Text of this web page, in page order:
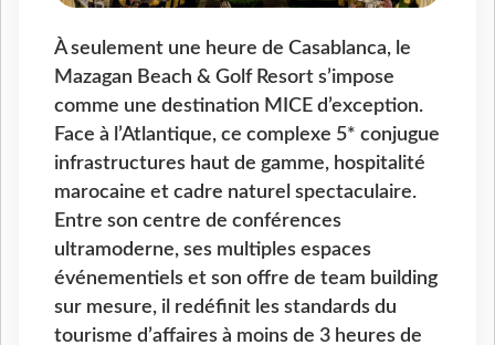
À seulement une heure de Casablanca, le
Mazagan Beach & Golf Resort s’impose
comme une destination MICE d’exception.
Face à l’Atlantique, ce complexe 5* conjugue
infrastructures haut de gamme, hospitalité
marocaine et cadre naturel spectaculaire.
Entre son centre de conférences
ultramoderne, ses multiples espaces
événementiels et son offre de team building
sur mesure, il redéfinit les standards du
tourisme d’affaires à moins de 3 heures de